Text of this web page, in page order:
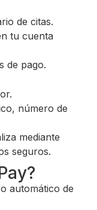
de citas.
tu cuenta
de pago.
número de
mediante
seguros.
automático de